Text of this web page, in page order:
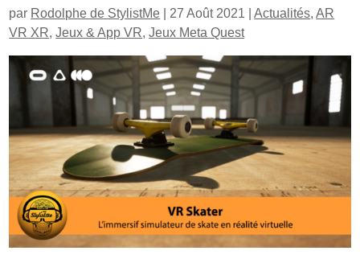
par Rodolphe de StylistMe 27 Août 2021 |Actualités,AR
VR XR,Jeux & App VR,Jeux Meta Quest